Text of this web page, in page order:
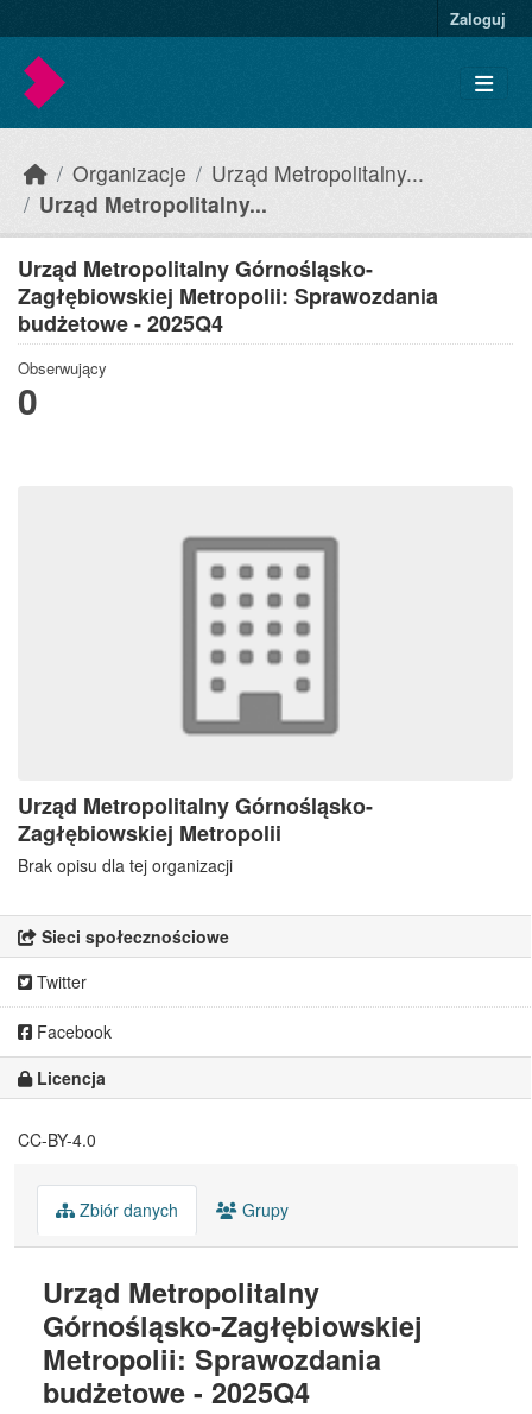
Zaloguj
Organizacje
Urząd Metropolitalny...
Urząd Metropolitalny...
Urząd Metropolitalny Górnośląsko-
Zagłębiowskiej Metropolii: Sprawozdania
budżetowe - 2025Q4
Obserwujący
0
Urząd Metropolitalny Górnośląsko-
Zagłębiowskiej Metropolii
Brak opisu dla tej organizacji
Sieci społecznościowe
Twitter
Facebook
Licencja
CC-BY-4.0
Zbiór danych Grupy
Urząd Metropolitalny
Górnośląsko-Zagłębiowskiej
Metropolii: Sprawozdania
budżetowe - 2025Q4